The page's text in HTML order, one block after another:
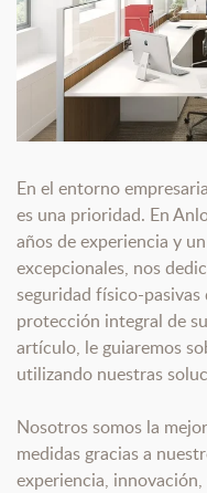
En el entorno
es una prioridad. En
años de experiencia y
excepcionales, nos
seguridad físico-
protección integral de
artículo, le guiaremos
utilizando nuestras
Nosotros somos la
medidas gracias a
experiencia,